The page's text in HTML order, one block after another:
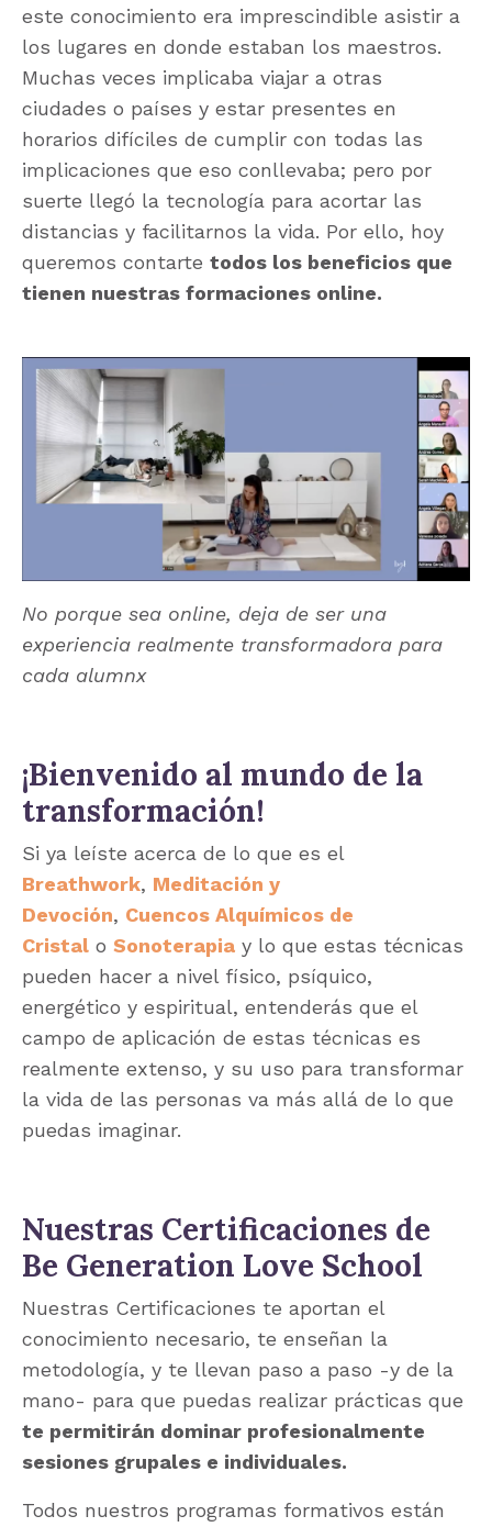
este conocimiento era imprescindible asistir a
los lugares en donde estaban los maestros.
Muchas veces implicaba viajar a otras
ciudades o países y estar presentes en
horarios difíciles de cumplir con todas las
implicaciones que eso conllevaba; pero por
suerte llegó la tecnología para acortar las
distancias y facilitarnos la vida. Por ello, hoy
queremos contarte todos los beneficios que
tienen nuestras formaciones online.
No porque sea online, deja de ser una
experiencia realmente transformadora para
cada alumnx
¡Bienvenido al mundo de la
transformación!
Si ya leíste acerca de lo que es el
Breathwork, Meditación y
Devoción, Cuencos Alquímicos de
Cristal o Sonoterapia y lo que estas técnicas
pueden hacer a nivel físico, psíquico,
energético y espiritual, entenderás que el
campo de aplicación de estas técnicas es
realmente extenso, y su uso para transformar
la vida de las personas va más allá de lo que
puedas imaginar.
Nuestras Certificaciones de
Be Generation Love School
Nuestras Certificaciones te aportan el
conocimiento necesario, te enseñan la
metodología, y te llevan paso a paso -y de la
mano- para que puedas realizar prácticas que
te permitirán dominar profesionalmente
sesiones grupales e individuales.
Todos nuestros programas formativos están